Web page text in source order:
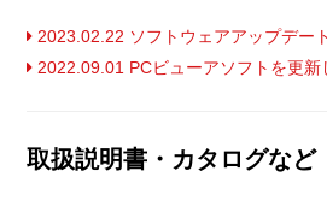
2023.02.22 ソフトウェアアップデー
2022.09.01 PCビューアソフトを更新
取扱説明書・カタログなど